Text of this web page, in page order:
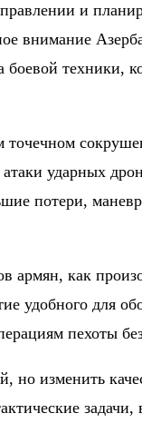
и
внимание
техники,
атаки ударных
потери,
армян, как
удобного для
пехоты
изменить